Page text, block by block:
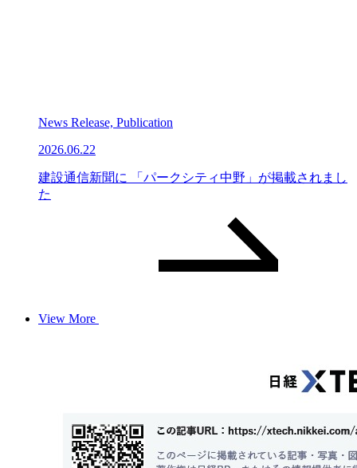
News Release, Publication
2026.06.22
建設通信新聞に 「パークシティ中野」が掲載されまし
た
View More